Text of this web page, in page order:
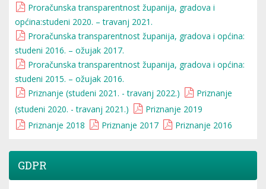
Proračunska transparentnost županija, gradova i
općina:studeni 2020. – travanj 2021.
Proračunska transparentnost županija, gradova i općina:
studeni 2016. – ožujak 2017.
Proračunska transparentnost županija, gradova i općina:
studeni 2015. – ožujak 2016.
Priznanje (studeni 2021. - travanj 2022.)
Priznanje
(studeni 2020. - travanj 2021.)
Priznanje 2019
Priznanje 2018
Priznanje 2017 Priznanje 2016
GDPR